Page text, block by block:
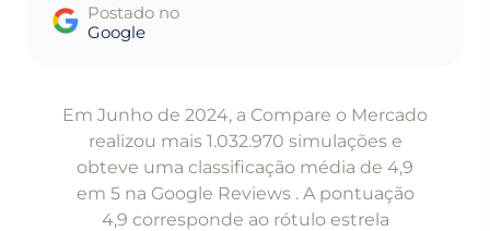
Postado no
Google
Em Junho de 2024, a Compare o Mercado
realizou mais 1.032.970 simulações e
obteve uma classificação média de 4,9
em 5 na Google Reviews . A pontuação
4,9 corresponde ao rótulo estrela